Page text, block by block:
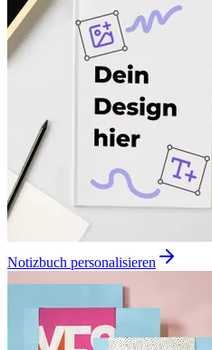
Notizbuch personalisieren